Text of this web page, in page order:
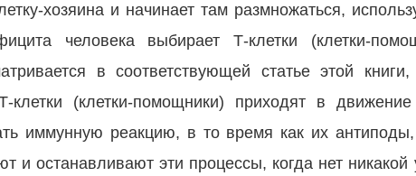
хозяина и начинает там размножаться,
человека выбирает Т-клетки (клетки-
в соответствующей статье этой
клетки (клетки-помощники) приходят в
иммунную реакцию, в то время как их
и останавливают эти процессы, когда нет